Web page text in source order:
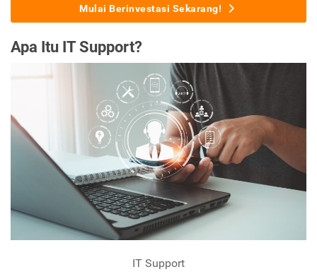
Mulai Berinvestasi Sekarang!
Apa Itu IT Support?
IT Support